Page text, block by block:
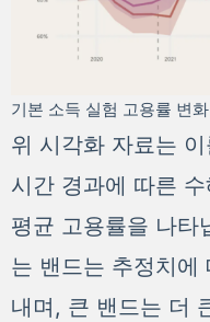
기본 소득 실험 고용률 변
위 시각화 자료는
시간 경과에 따른
평균 고용률을 나타
는 밴드는 추정치
내며, 큰 밴드는 더